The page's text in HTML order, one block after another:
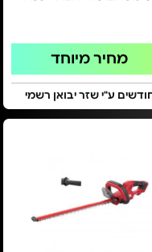
מחיר מיוחד